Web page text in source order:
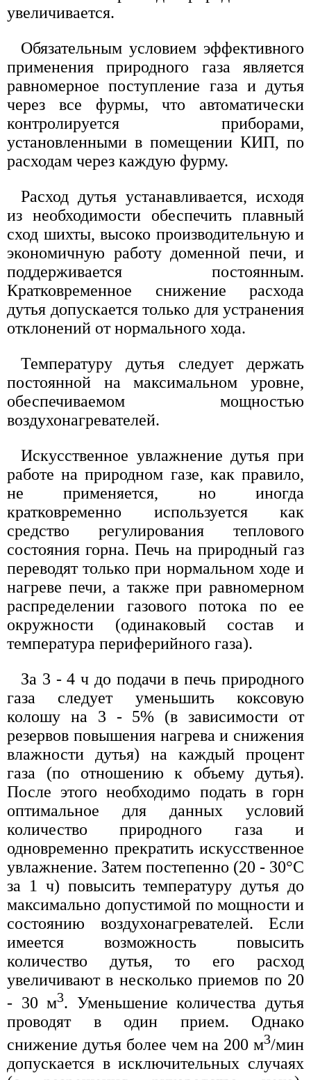
увеличивается.
Обязательным условием эффективного
применения природного газа является
равномерное поступление газа и дутья
через все фурмы, что автоматически
контролируется приборами,
установленными в помещении КИП, по
расходам через каждую фурму.
Расход дутья устанавливается, исходя
из необходимости обеспечить плавный
сход шихты, высоко производительную и
экономичную работу доменной печи, и
поддерживается постоянным.
Кратковременное снижение расхода
дутья допускается только для устранения
отклонений от нормального хода.
Температуру дутья следует держать
постоянной на максимальном уровне,
обеспечиваемом мощностью
воздухонагревателей.
Искусственное увлажнение дутья при
работе на природном газе, как правило,
не применяется, но иногда
кратковременно используется как
средство регулирования теплового
состояния горна. Печь на природный газ
переводят только при нормальном ходе и
нагреве печи, а также при равномерном
распределении газового потока по ее
окружности (одинаковый состав и
температура периферийного газа).
За 3 - 4 ч до подачи в печь природного
газа следует уменьшить коксовую
колошу на 3 - 5% (в зависимости от
резервов повышения нагрева и снижения
влажности дутья) на каждый процент
газа (по отношению к объему дутья).
После этого необходимо подать в горн
оптимальное для данных условий
количество природного газа и
одновременно прекратить искусственное
увлажнение. Затем постепенно (20 - 30°С
за 1 ч) повысить температуру дутья до
максимально допустимой по мощности и
состоянию воздухонагревателей. Если
имеется возможность повысить
количество дутья, то его расход
увеличивают в несколько приемов по 20
- 30 м3. Уменьшение количества дутья
проводят в один прием. Однако
снижение дутья более чем на 200 м3/мин
допускается в исключительных случаях